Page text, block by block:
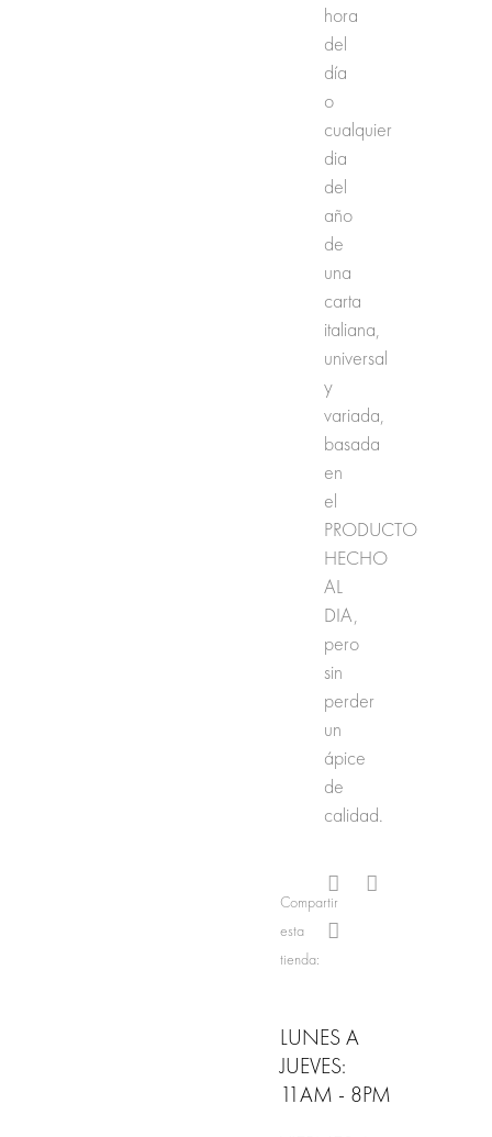
hora
del
día
o
cualquier
dia
del
año
de
una
carta
italiana,
universal
y
variada,
basada
en
el
PRODUCTO
HECHO
AL
DIA,
pero
sin
perder
un
ápice
de
calidad.
Compartir
esta
tienda:
LUNES A
JUEVES:
11AM - 8PM